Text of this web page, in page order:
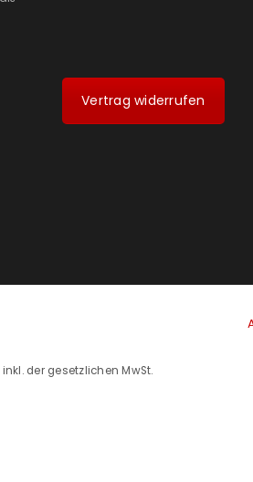
Vertrag widerrufen
inkl. der gesetzlichen MwSt.